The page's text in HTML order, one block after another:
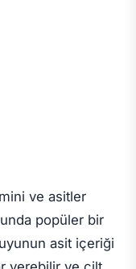
ve asitler
popüler bir
asit içeriği